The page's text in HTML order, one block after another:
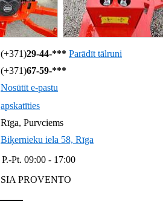
(+371)29-44-*** Parādīt tālruni
(+371)67-59-***
Nosūtīt e-pastu
apskatīties
Rīga, Purvciems
Biķernieku iela 58, Rīga
P.-Pt. 09:00 - 17:00
SIA PROVENTO